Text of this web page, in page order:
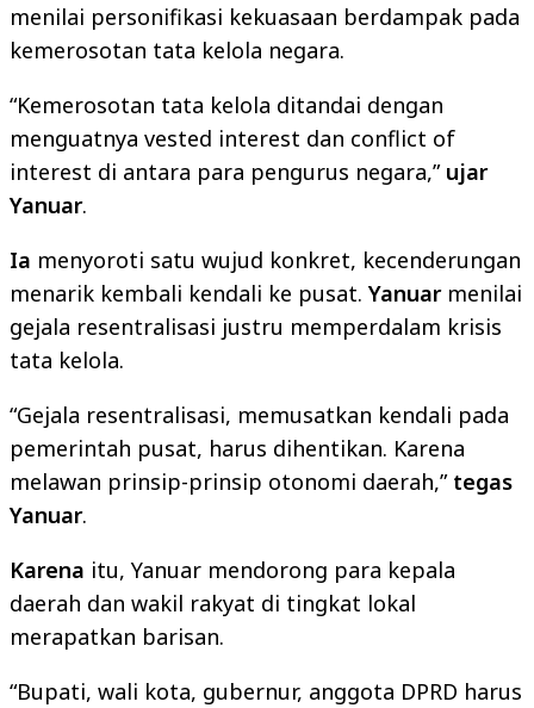
menilai personifikasi kekuasaan berdampak pada
kemerosotan tata kelola negara.
“Kemerosotan tata kelola ditandai dengan
menguatnya vested interest dan conflict of
interest di antara para pengurus negara,” ujar
Yanuar.
Ia menyoroti satu wujud konkret, kecenderungan
menarik kembali kendali ke pusat. Yanuarmenilai
gejala resentralisasi justru memperdalam krisis
tata kelola.
“Gejala resentralisasi, memusatkan kendali pada
pemerintah pusat, harus dihentikan. Karena
melawan prinsip-prinsip otonomi daerah,” tegas
Yanuar.
Karena itu, Yanuar mendorong para kepala
daerah dan wakil rakyat di tingkat lokal
merapatkan barisan.
“Bupati, wali kota, gubernur, anggota DPRD harus